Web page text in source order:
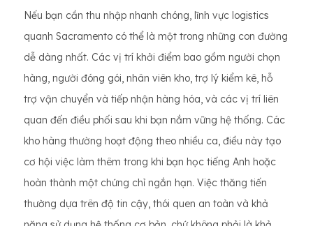
Nếu bạn cần thu nhập nhanh chóng, lĩnh vực logistics
quanh Sacramento có thể là một trong những con đường
dễ dàng nhất. Các vị trí khởi điểm bao gồm người chọn
hàng, người đóng gói, nhân viên kho, trợ lý kiểm kê, hỗ
trợ vận chuyển và tiếp nhận hàng hóa, và các vị trí liên
quan đến điều phối sau khi bạn nắm vững hệ thống. Các
kho hàng thường hoạt động theo nhiều ca, điều này tạo
cơ hội việc làm thêm trong khi bạn học tiếng Anh hoặc
hoàn thành một chứng chỉ ngắn hạn. Việc thăng tiến
thường dựa trên độ tin cậy, thói quen an toàn và khả